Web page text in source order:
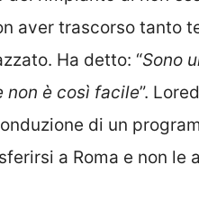
aver trascorso tanto
Ha detto: “Sono
non è così facile”.
di un
a Roma e non le